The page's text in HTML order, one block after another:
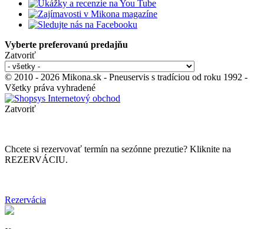
Vyberte preferovanú predajňu
Zatvoriť
© 2010 - 2026 Mikona.sk - Pneuservis s tradíciou od roku 1992 -
Všetky práva vyhradené
Zatvoriť
Chcete si rezervovať termín na sezónne prezutie? Kliknite na
REZERVÁCIU.
Rezervácia